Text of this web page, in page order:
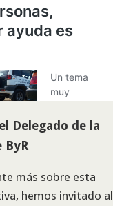
Delegado de la
ByR
más sobre esta
hemos invitado al